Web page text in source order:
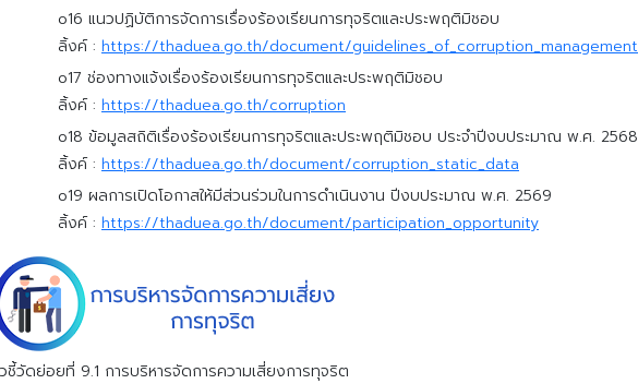
o16 แนวปฏิบัติการจัดการเรื่องร้องเรียนการทุจริตและประพฤติมิชอบ
ลิ้งค์ : https://thaduea.go.th/document/guidelines_of_corruption_management
o17 ช่องทางแจ้งเรื่องร้องเรียนการทุจริตและประพฤติมิชอบ
ลิ้งค์ : https://thaduea.go.th/corruption
o18 ข้อมูลสถิติเรื่องร้องเรียนการทุจริตและประพฤติมิชอบ ประจำปีงบประมาณ พ.ศ. 2568
ลิ้งค์ : https://thaduea.go.th/document/corruption_static_data
o19 ผลการเปิดโอกาสให้มีส่วนร่วมในการดำเนินงาน ปีงบประมาณ พ.ศ. 2569
ลิ้งค์ : https://thaduea.go.th/document/participation_opportunity
ชี้วัดย่อยที่ 9.1 การบริหารจัดการความเสี่ยงการทุจริต